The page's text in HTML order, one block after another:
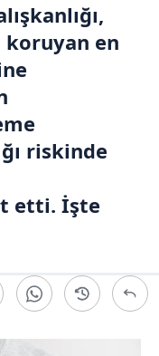
koruyan en
riskinde
etti. İşte